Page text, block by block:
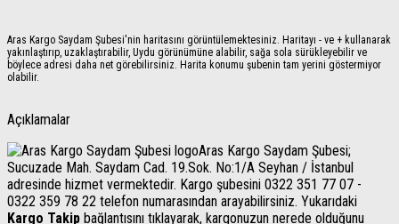
Aras Kargo Saydam Şubesi'nin haritasını görüntülemektesiniz. Haritayı - ve + kullanarak
yakınlaştırıp, uzaklaştırabilir, Uydu görünümüne alabilir, sağa sola sürükleyebilir ve
böylece adresi daha net görebilirsiniz. Harita konumu şubenin tam yerini göstermiyor
olabilir.
Açıklamalar
Aras Kargo Saydam Şubesi;
Sucuzade Mah. Saydam Cad. 19.Sok. No:1/A Seyhan / İstanbul
adresinde hizmet vermektedir. Kargo şubesini 0322 351 77 07 -
0322 359 78 22 telefon numarasından arayabilirsiniz. Yukarıdaki
Kargo Takip bağlantısını tıklayarak, kargonuzun nerede olduğunu